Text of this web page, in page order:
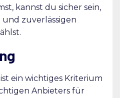
kannst du sicher sein,
und zuverlässigen
ein wichtiges Kriterium
Anbieters für